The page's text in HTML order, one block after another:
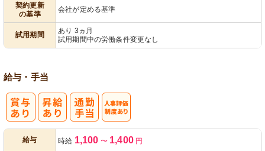
契約更新
の基準
会社が定める基準
試用期間
あり 3ヵ月
試用期間中の労働条件変更なし
給与・手当
給与 時給 1,100 〜 1,400円